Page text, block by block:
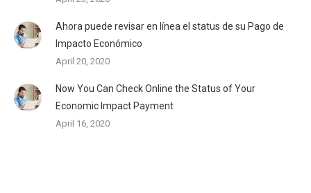
Ahora puede revisar en línea el status de su Pago de
Impacto Económico
April 20, 2020
Now You Can Check Online the Status of Your
Economic Impact Payment
April 16, 2020